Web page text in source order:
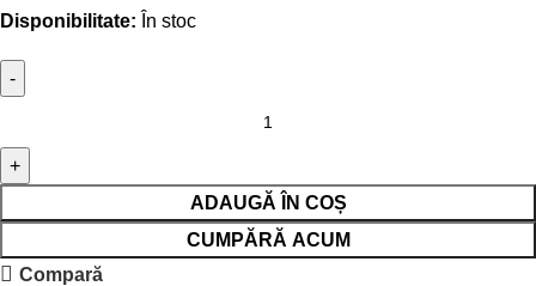
Disponibilitate: În stoc
ADAUGĂ ÎN COȘ
CUMPĂRĂ ACUM
Compară